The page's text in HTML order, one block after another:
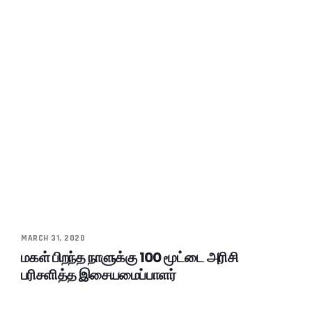
MARCH 31, 2020
மகள் பிறந்த நாளுக்கு 100 மூட்டை அரிசி
பரிசளித்த இசையமைப்பாளர்